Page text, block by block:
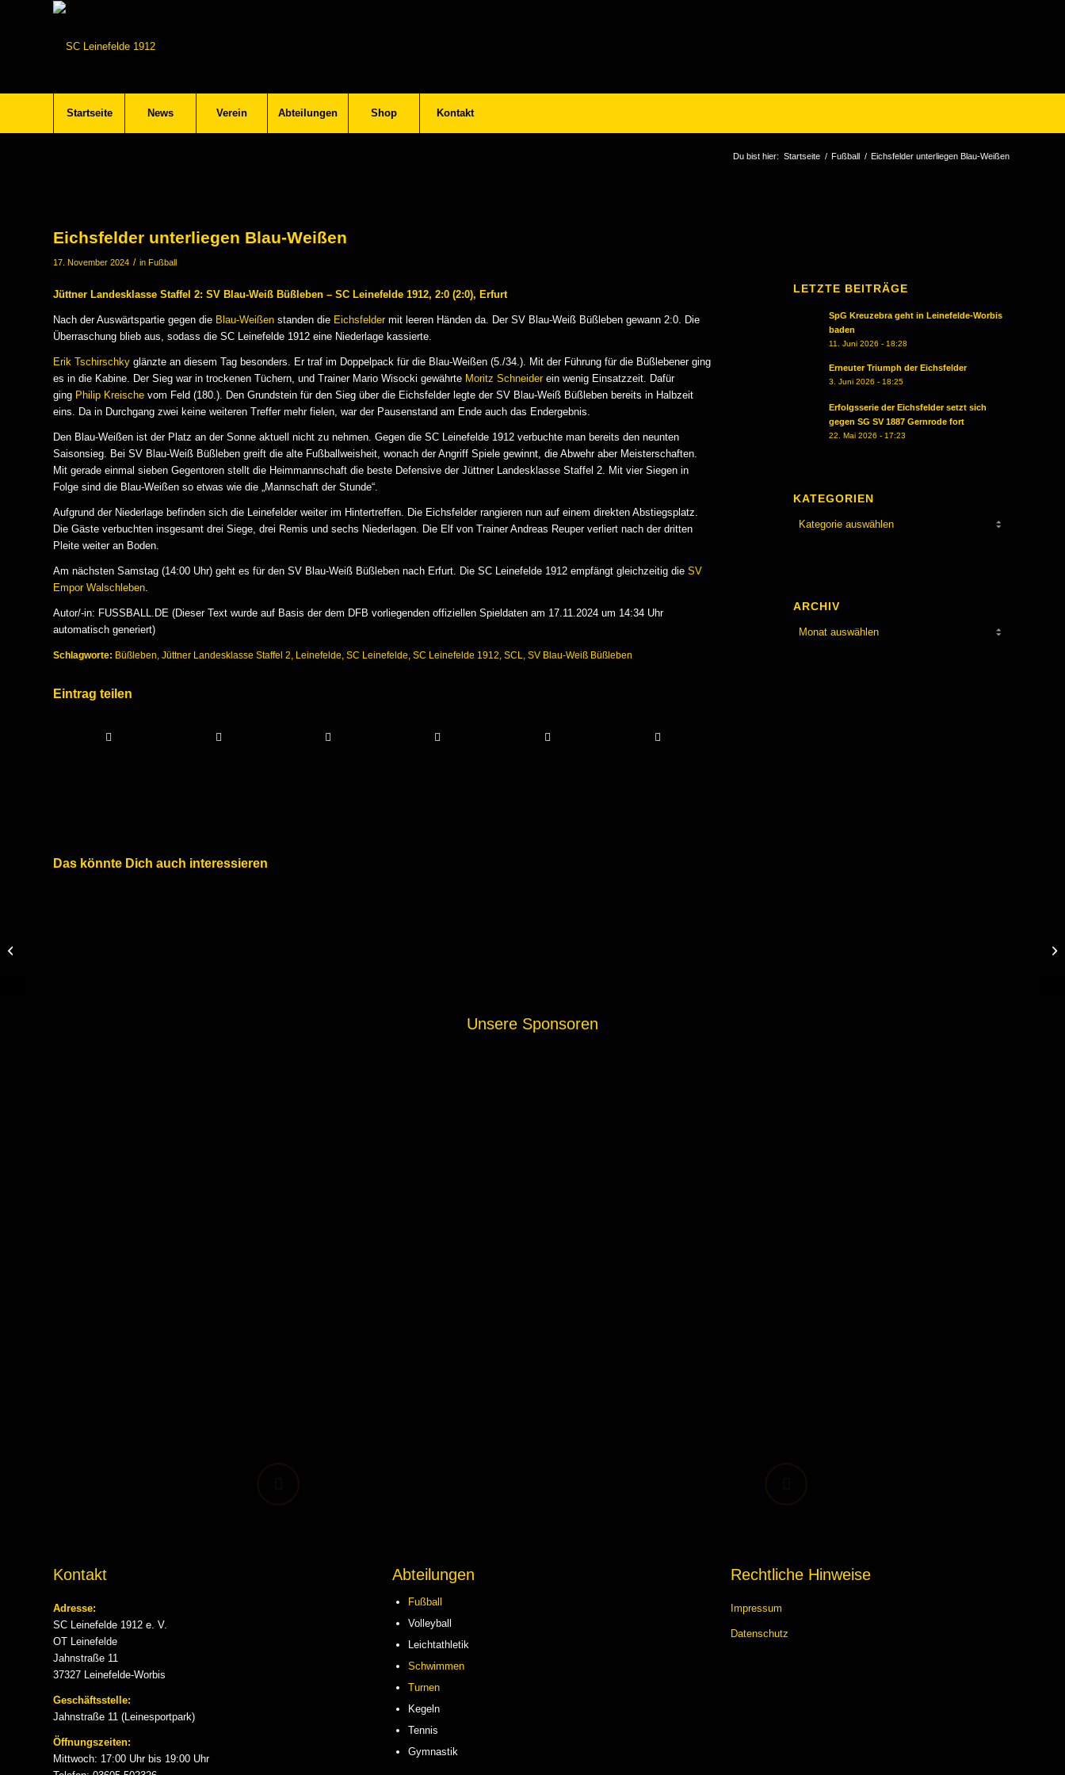
Startseite News Verein Abteilungen Shop Kontakt
Du bist hier: Startseite / Fußball / Eichsfelder unterliegen Blau-Weißen
Eichsfelder unterliegen Blau-Weißen
17. November 2024 / in Fußball
Jüttner Landesklasse Staffel 2: SV Blau-Weiß Büßleben – SC Leinefelde 1912, 2:0 (2:0), Erfurt
Nach der Auswärtspartie gegen die Blau-Weißen standen die Eichsfeldermit leeren Händen da. Der SV Blau-Weiß Büßleben gewann 2:0. Die
Überraschung blieb aus, sodass die SC Leinefelde 1912 eine Niederlage kassierte.
Erik Tschirschky glänzte an diesem Tag besonders. Er traf im Doppelpack für die Blau-Weißen (5./34.). Mit der Führung für die Büßlebener ging
es in die Kabine. Der Sieg war in trockenen Tüchern, und Trainer Mario Wisocki gewährte Moritz Schneiderein wenig Einsatzzeit. Dafür
ging Philip Kreische vom Feld (180.). Den Grundstein für den Sieg über die Eichsfelder legte der SV Blau-Weiß Büßleben bereits in Halbzeit
eins. Da in Durchgang zwei keine weiteren Treffer mehr fielen, war der Pausenstand am Ende auch das Endergebnis.
Den Blau-Weißen ist der Platz an der Sonne aktuell nicht zu nehmen. Gegen die SC Leinefelde 1912 verbuchte man bereits den neunten
Saisonsieg. Bei SV Blau-Weiß Büßleben greift die alte Fußballweisheit, wonach der Angriff Spiele gewinnt, die Abwehr aber Meisterschaften.
Mit gerade einmal sieben Gegentoren stellt die Heimmannschaft die beste Defensive der Jüttner Landesklasse Staffel 2. Mit vier Siegen in
Folge sind die Blau-Weißen so etwas wie die „Mannschaft der Stunde“.
Aufgrund der Niederlage befinden sich die Leinefelder weiter im Hintertreffen. Die Eichsfelder rangieren nun auf einem direkten Abstiegsplatz.
Die Gäste verbuchten insgesamt drei Siege, drei Remis und sechs Niederlagen. Die Elf von Trainer Andreas Reuper verliert nach der dritten
Pleite weiter an Boden.
Am nächsten Samstag (14:00 Uhr) geht es für den SV Blau-Weiß Büßleben nach Erfurt. Die SC Leinefelde 1912 empfängt gleichzeitig die SV
Empor Walschleben.
Autor/-in: FUSSBALL.DE (Dieser Text wurde auf Basis der dem DFB vorliegenden offiziellen Spieldaten am 17.11.2024 um 14:34 Uhr
automatisch generiert)
Schlagworte: Büßleben Jüttner Landesklasse Staffel 2 Leinefelde SC Leinefelde SC Leinefelde 1912 SCL SV Blau-Weiß Büßleben
Eintrag teilen
Das könnte Dich auch interessieren
LETZTE BEITRÄGE
SpG Kreuzebra geht in Leinefelde-Worbis
baden
11. Juni 2026 - 18:28
Erneuter Triumph der Eichsfelder
3. Juni 2026 - 18:25
Erfolgsserie der Eichsfelder setzt sich
gegen SG SV 1887 Gernrode fort
22. Mai 2026 - 17:23
KATEGORIEN
Kategorien
ARCHIV
Unsere Sponsoren
Kontakt
Adresse:
SC Leinefelde 1912 e. V.
OT Leinefelde
Jahnstraße 11
37327 Leinefelde-Worbis
Geschäftsstelle:
Jahnstraße 11 (Leinesportpark)
Öffnungszeiten:
Mittwoch: 17:00 Uhr bis 19:00 Uhr
Abteilungen
Fußball
Volleyball
Leichtathletik
Schwimmen
Turnen
Kegeln
Tennis
Gymnastik
Rechtliche Hinweise
Impressum
Datenschutz